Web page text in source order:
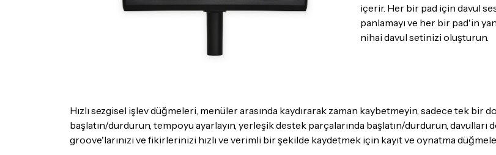
içerir. Her bir pad için davul
panlamayı ve her bir pad'in
nihai davul setinizi oluşturun.
Hızlı sezgisel işlev düğmeleri, menüler arasında kaydırarak zaman kaybetmeyin, sadece tek bir
başlatın/durdurun, tempoyu ayarlayın, yerleşik destek parçalarında başlatın/durdurun, davulları
groove'larınızı ve fikirlerinizi hızlı ve verimli bir şekilde kaydetmek için kayıt ve oynatma